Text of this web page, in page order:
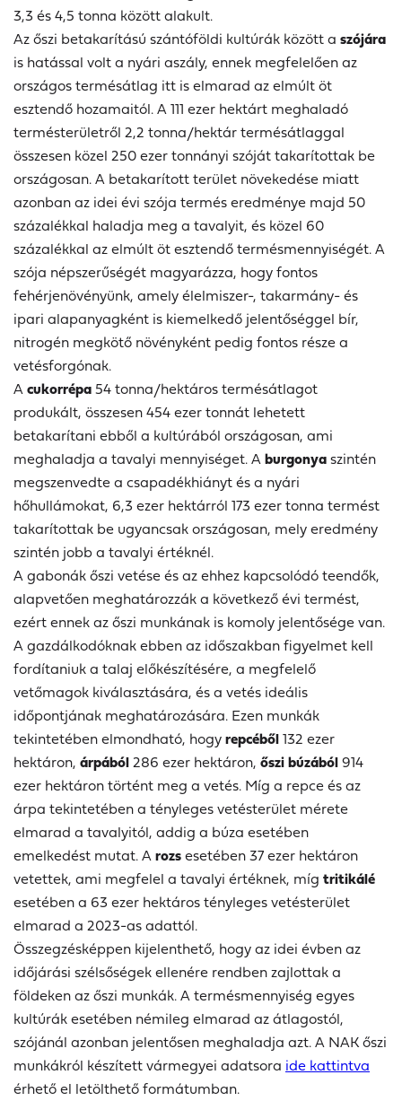
3,3 és 4,5 tonna között alakult.
Az őszi betakarítású szántóföldi kultúrák között a szójára
is hatással volt a nyári aszály, ennek megfelelően az
országos termésátlag itt is elmarad az elmúlt öt
esztendő hozamaitól. A 111 ezer hektárt meghaladó
termésterületről 2,2 tonna/hektár termésátlaggal
összesen közel 250 ezer tonnányi szóját takarítottak be
országosan. A betakarított terület növekedése miatt
azonban az idei évi szója termés eredménye majd 50
százalékkal haladja meg a tavalyit, és közel 60
százalékkal az elmúlt öt esztendő termésmennyiségét. A
szója népszerűségét magyarázza, hogy fontos
fehérjenövényünk, amely élelmiszer-, takarmány- és
ipari alapanyagként is kiemelkedő jelentőséggel bír,
nitrogén megkötő növényként pedig fontos része a
vetésforgónak.
Acukorrépa54 tonna/hektáros termésátlagot
produkált, összesen 454 ezer tonnát lehetett
betakarítani ebből a kultúrából országosan, ami
meghaladja a tavalyi mennyiséget. Aburgonyaszintén
megszenvedte a csapadékhiányt és a nyári
hőhullámokat, 6,3 ezer hektárról 173 ezer tonna termést
takarítottak be ugyancsak országosan, mely eredmény
szintén jobb a tavalyi értéknél.
A gabonák őszi vetése és az ehhez kapcsolódó teendők,
alapvetően meghatározzák a következő évi termést,
ezért ennek az őszi munkának is komoly jelentősége van.
A gazdálkodóknak ebben az időszakban figyelmet kell
fordítaniuk a talaj előkészítésére, a megfelelő
vetőmagok kiválasztására, és a vetés ideális
időpontjának meghatározására. Ezen munkák
tekintetében elmondható, hogyrepcéből132 ezer
hektáron, árpából286 ezer hektáron, őszi búzából914
ezer hektáron történt meg a vetés. Míg a repce és az
árpa tekintetében a tényleges vetésterület mérete
elmarad a tavalyitól, addig a búza esetében
emelkedést mutat. Arozsesetében 37 ezer hektáron
vetettek, ami megfelel a tavalyi értéknek, míg tritikálé
esetében a 63 ezer hektáros tényleges vetésterület
elmarad a 2023-as adattól.
Összegzésképpen kijelenthető, hogy az idei évben az
időjárási szélsőségek ellenére rendben zajlottak a
földeken az őszi munkák. A termésmennyiség egyes
kultúrák esetében némileg elmarad az átlagostól,
szójánál azonban jelentősen meghaladja azt. A NAK őszi
munkákról készített vármegyei adatsora ide kattintva
érhető el letölthető formátumban.